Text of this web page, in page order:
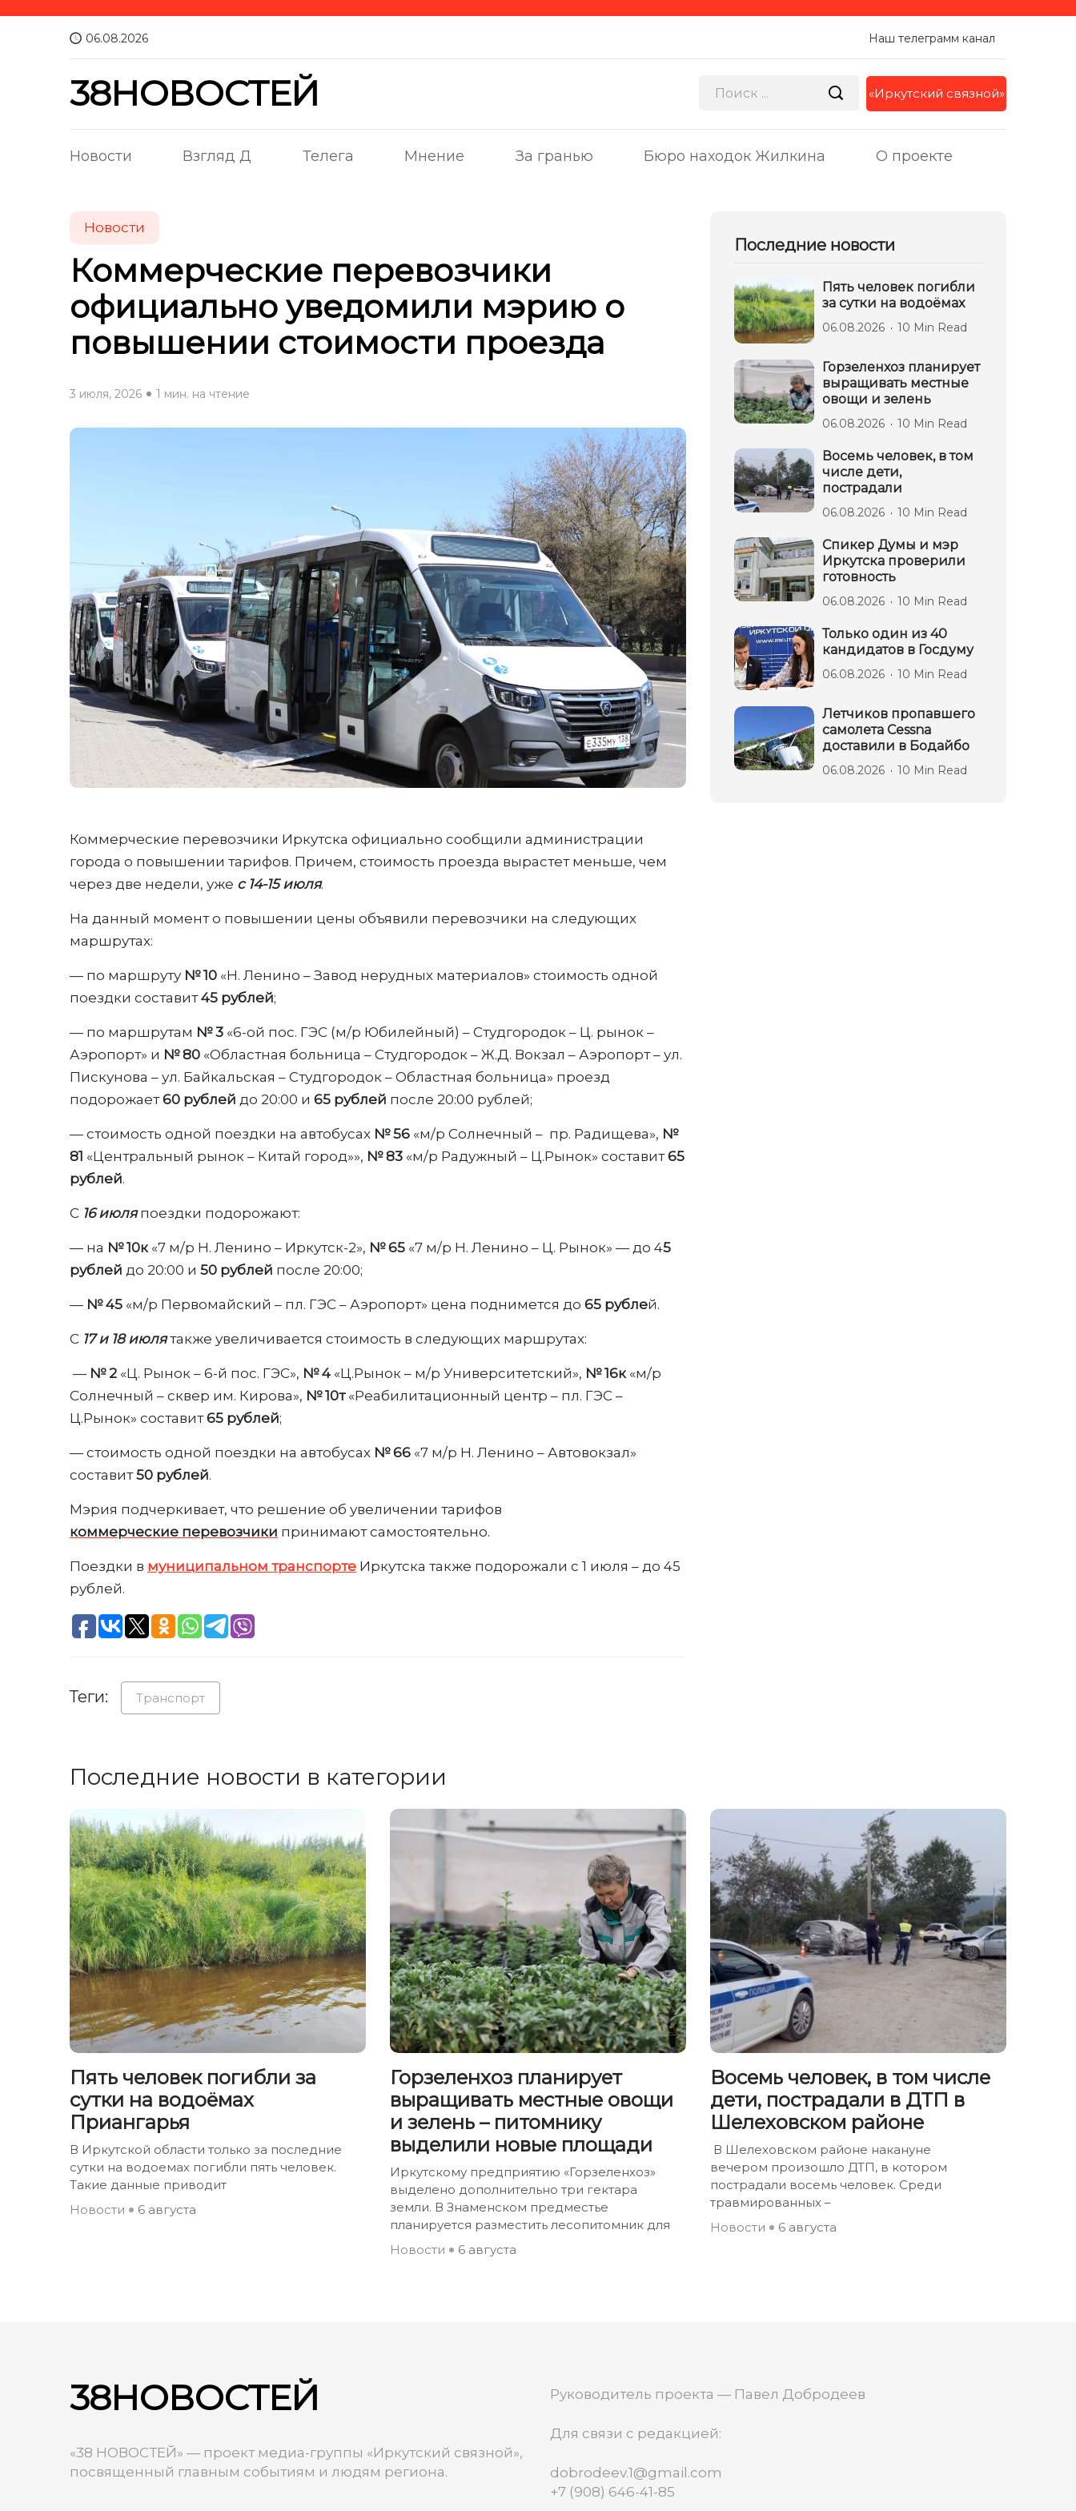
06.08.2026 Наш телеграмм канал
38НОВОСТЕЙ «Иркутский связной»
Новости Взгляд Д Телега Мнение За гранью Бюро находок Жилкина О проекте
Новости
Коммерческие перевозчики
официально уведомили мэрию о
повышении стоимости проезда
3 июля, 2026 1 мин. на чтение
Коммерческие перевозчики Иркутска официально сообщили администрации
города о повышении тарифов. Причем, стоимость проезда вырастет меньше, чем
через две недели, уже с 14-15 июля.
На данный момент о повышении цены объявили перевозчики на следующих
маршрутах:
— по маршруту № 10 «Н. Ленино – Завод нерудных материалов» стоимость одной
поездки составит45 рублей;
— по маршрутам № 3 «6-ой пос. ГЭС (м/р Юбилейный) – Студгородок – Ц. рынок –
Аэропорт» и № 80 «Областная больница – Студгородок – Ж.Д. Вокзал – Аэропорт – ул.
Пискунова – ул. Байкальская – Студгородок – Областная больница» проезд
подорожает60 рублей до 20:00 и 65 рублей после 20:00 рублей;
— стоимость одной поездки на автобусах № 56 «м/р Солнечный – пр. Радищева», №
81 «Центральный рынок – Китай город»», № 83 «м/р Радужный – Ц.Рынок» составит65
рублей.
С 16 июляпоездки подорожают:
— на № 10к «7 м/р Н. Ленино – Иркутск-2», № 65 «7 м/р Н. Ленино – Ц. Рынок» — до 45
рублей до 20:00 и 50 рублей после 20:00;
— № 45 «м/р Первомайский – пл. ГЭС – Аэропорт» цена поднимется до 65 рублей.
С 17 и 18 июлятакже увеличивается стоимость в следующих маршрутах:
— № 2 «Ц. Рынок – 6-й пос. ГЭС», № 4 «Ц.Рынок – м/р Университетский», № 16к «м/р
Солнечный – сквер им. Кирова», № 10т«Реабилитационный центр – пл. ГЭС –
Ц.Рынок» составит65 рублей;
— стоимость одной поездки на автобусах № 66 «7 м/р Н. Ленино – Автовокзал»
составит50 рублей.
Мэрия подчеркивает, что решение об увеличении тарифов
коммерческие перевозчики принимают самостоятельно.
Поездки в муниципальном транспорте Иркутска также подорожали с 1 июля – до 45
рублей.
Теги: Транспорт
Последние новости
Пять человек погибли
за сутки на водоёмах
06.08.2026 10 Min Read
Горзеленхоз планирует
выращивать местные
овощи и зелень
06.08.2026 10 Min Read
Восемь человек, в том
числе дети,
пострадали
06.08.2026 10 Min Read
Спикер Думы и мэр
Иркутска проверили
готовность
06.08.2026 10 Min Read
Только один из 40
кандидатов в Госдуму
06.08.2026 10 Min Read
Летчиков пропавшего
самолета Cessna
доставили в Бодайбо
06.08.2026 10 Min Read
Последние новости в категории
Пять человек погибли за
сутки на водоёмах
Приангарья
В Иркутской области только за последние
сутки на водоемах погибли пять человек.
Такие данные приводит
Новости
6 августа
Горзеленхоз планирует
выращивать местные овощи
и зелень – питомнику
выделили новые площади
Иркутскому предприятию «Горзеленхоз»
выделено дополнительно три гектара
земли. В Знаменском предместье
планируется разместить лесопитомник для
Новости
6 августа
Восемь человек, в том числе
дети, пострадали в ДТП в
Шелеховском районе
В Шелеховском районе накануне
вечером произошло ДТП, в котором
пострадали восемь человек. Среди
травмированных –
Новости
6 августа
38НОВОСТЕЙ
«38 НОВОСТЕЙ» — проект медиа-группы «Иркутский связной»,
посвященный главным событиям и людям региона.
Руководитель проекта — Павел Добродеев
Для связи с редакцией:
dobrodeev.1@gmail.com
+7 (908) 646-41-85